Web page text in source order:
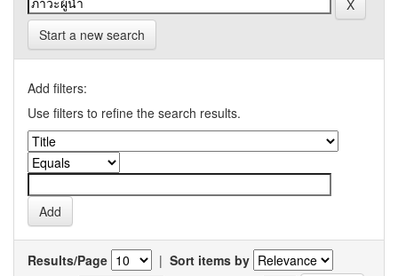
Start a new search
Add filters:
Use filters to refine the search results.
Results/Page | Sort items by